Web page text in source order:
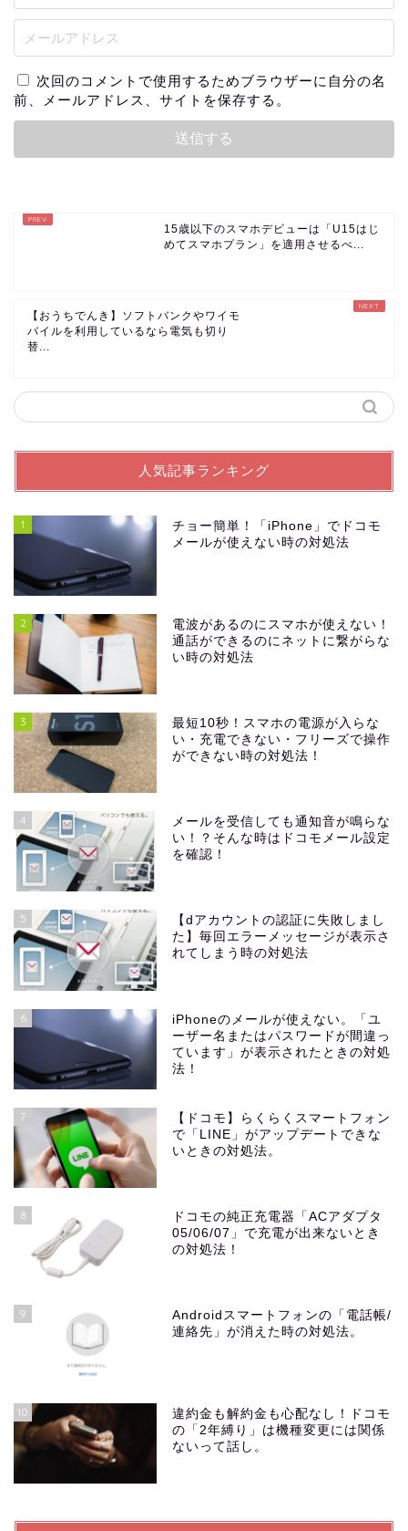
次回のコメントで使用するためブラウザーに自分の名
前、メールアドレス、サイトを保存する。
15歳以下のスマホデビューは「U15はじ
めてスマホプラン」を適用させるべ...
【おうちでんき】ソフトバンクやワイモ
バイルを利用しているなら電気も切り
替...
人気記事ランキング
1
チョー簡単！「iPhone」でドコモ
メールが使えない時の対処法
2
電波があるのにスマホが使えない！
通話ができるのにネットに繋がらな
い時の対処法
3
最短10秒！スマホの電源が入らな
い・充電できない・フリーズで操作
ができない時の対処法！
4
メールを受信しても通知音が鳴らな
い！？そんな時はドコモメール設定
を確認！
5
【dアカウントの認証に失敗しまし
た】毎回エラーメッセージが表示さ
れてしまう時の対処法
6
iPhoneのメールが使えない。「ユ
ーザー名またはパスワードが間違っ
ています」が表示されたときの対処
法！
7
【ドコモ】らくらくスマートフォン
で「LINE」がアップデートできな
いときの対処法。
8
ドコモの純正充電器「ACアダプタ
05/06/07」で充電が出来ないとき
の対処法！
9
Androidスマートフォンの「電話帳/
連絡先」が消えた時の対処法。
10
違約金も解約金も心配なし！ドコモ
の「2年縛り」は機種変更には関係
ないって話し。